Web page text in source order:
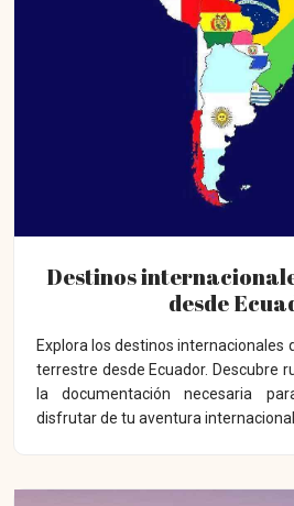
Destinos
desde
Explora los destinos internacionales
terrestre desde Ecuador. Descubre
la documentación necesaria
disfrutar de tu aventura internacional.